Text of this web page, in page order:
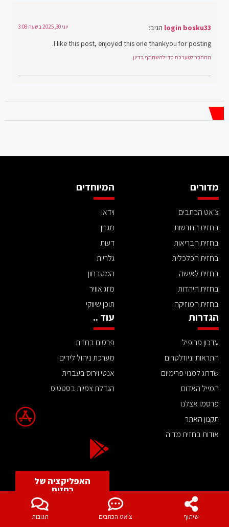
שיתוף צ'אט הכתבים תגובות
login bosku33 הגיב: יוני 30, 2025 בשעה 3:08
I like this post, enjoyed this one thankyou for posting.
התחבר למערכת כדי להשתתף בדיון
מדורים
צ'אט הכתבים
בחזית החדשות
בחזית הבריאות
בחזית הכלכלית
בחזית לאישה
בחזית היהדות
בחזית המוזיקה
המיוחדים
וידאו
מגזין
דעות
גלריות
המטבחון
מזג אוויר
תוכן שיווקי
הגדרות
עדכון פרופיל
התראות וניוזלטרים
שדרוג למנוי פרימיום
המייל האדום
פרסמו אצלנו
תקנון האתר
אודות בחזית מדיה
עוד ..
פרסום בחזית
מערכת ניהול לידים
אנטי וירוס בעברית
הגדלת צפיות בסטטוס
האפליקציה של
בחזית
הצטרפו לניוזלטר שלנו